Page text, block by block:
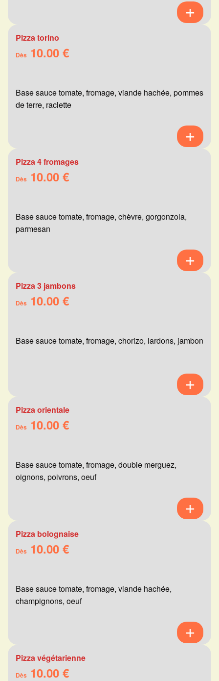
Pizza torino
Dès 10.00 €
Base sauce tomate, fromage, viande hachée, pommes
de terre, raclette
Pizza 4 fromages
Dès 10.00 €
Base sauce tomate, fromage, chèvre, gorgonzola,
parmesan
Pizza 3 jambons
Dès 10.00 €
Base sauce tomate, fromage, chorizo, lardons, jambon
Pizza orientale
Dès 10.00 €
Base sauce tomate, fromage, double merguez,
oignons, poivrons, oeuf
Pizza bolognaise
Dès 10.00 €
Base sauce tomate, fromage, viande hachée,
champignons, oeuf
Pizza végétarienne
Dès 10.00 €